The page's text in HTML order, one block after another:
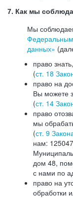
7. Как мы
Мы
данных»
право
(ст. 18
право на
Вы можете
(ст. 14
право
мы
(ст. 9
нам:
дом 48,
с нами по
право на
обработки